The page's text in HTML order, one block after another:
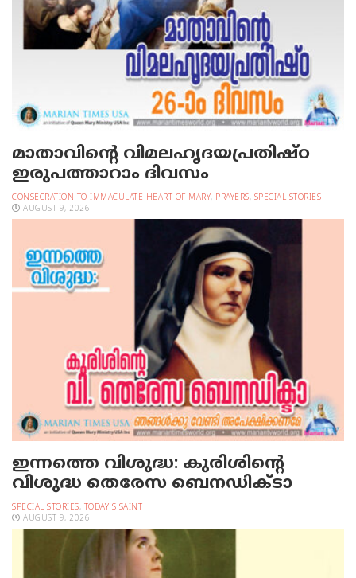
മാതാവിന്റെ വിമലഹൃദയപ്രതിഷ്ഠ
ഇരുപത്താറാം ദിവസം
CONSECRATION TO IMMACULATE HEART OF MARY, PRAYERS, SPECIAL STORIES
AUGUST 9, 2026
ഇന്നത്തെ വിശുദ്ധ: കുരിശിന്റെ
വിശുദ്ധ തെരേസ ബെനഡിക്ടാ
SPECIAL STORIES, TODAY'S SAINT
AUGUST 9, 2026